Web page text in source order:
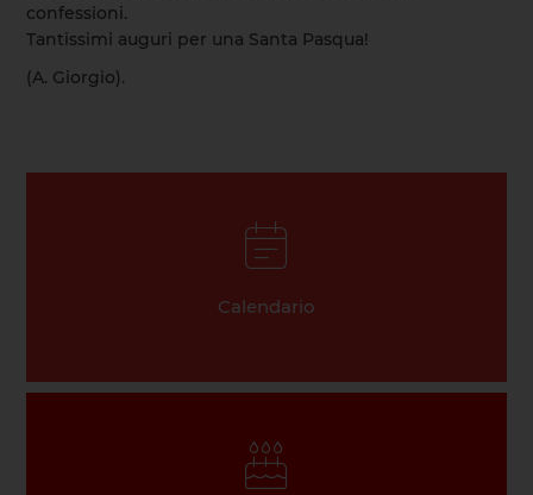
confessioni.
Tantissimi auguri per una Santa Pasqua!
(A. Giorgio).
Calendario